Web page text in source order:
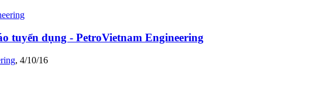
tuyển dụng - PetroVietnam Engineering
, 4/10/16